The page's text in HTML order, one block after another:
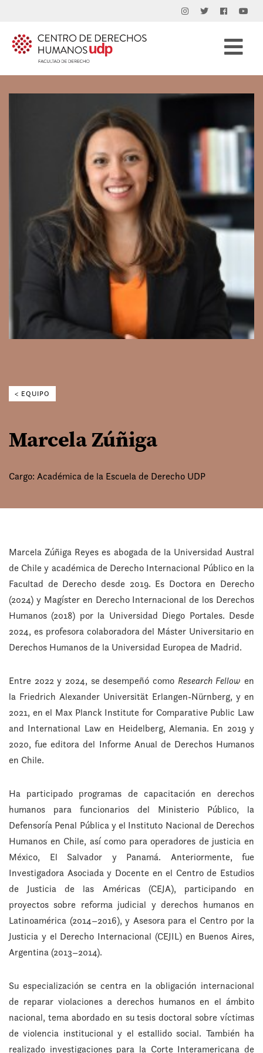
por:
< EQUIPO
Marcela Zúñiga
Cargo: Académica de la Escuela de Derecho UDP
Marcela Zúñiga Reyes es abogada de la Universidad Austral
de Chile y académica de Derecho Internacional Público en la
Facultad de Derecho desde 2019. Es Doctora en Derecho
(2024) y Magíster en Derecho Internacional de los Derechos
Humanos (2018) por la Universidad Diego Portales. Desde
2024, es profesora colaboradora del Máster Universitario en
Derechos Humanos de la Universidad Europea de Madrid.
Entre 2022 y 2024, se desempeñó como Research Fellow en
la Friedrich Alexander Universität Erlangen-Nürnberg, y en
2021, en el Max Planck Institute for Comparative Public Law
and International Law en Heidelberg, Alemania. En 2019 y
2020, fue editora del Informe Anual de Derechos Humanos
en Chile.
Ha participado programas de capacitación en derechos
humanos para funcionarios del Ministerio Público, la
Defensoría Penal Pública y el Instituto Nacional de Derechos
Humanos en Chile, así como para operadores de justicia en
México, El Salvador y Panamá. Anteriormente, fue
Investigadora Asociada y Docente en el Centro de Estudios
de Justicia de las Américas (CEJA), participando en
proyectos sobre reforma judicial y derechos humanos en
Latinoamérica (2014–2016), y Asesora para el Centro por la
Justicia y el Derecho Internacional (CEJIL) en Buenos Aires,
Argentina (2013–2014).
Su especialización se centra en la obligación internacional
de reparar violaciones a derechos humanos en el ámbito
nacional, tema abordado en su tesis doctoral sobre víctimas
de violencia institucional y el estallido social. También ha
realizado investigaciones para la Corte Interamericana de